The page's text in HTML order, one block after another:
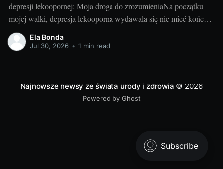
depresji lekoopornej: Moja droga do zrozumieniaNa początku
mojej walki, depresja lekooporna wydawała się nie mieć końca.
Czułam, że znajduję się w ciemnym tunelu. Na szczęście, z
czasem, zaczęłam rozumieć, czym jest depresja lekooporna, jakie
Ela Bonda
Jul 30, 2026 • 1 min read
Najnowsze newsy ze świata urody i zdrowia © 2026
Powered by Ghost